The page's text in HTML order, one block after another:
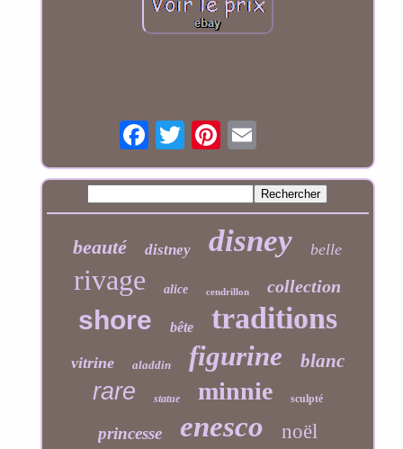
beauté distney disney belle
rivage alice cendrillon collection
shore bête traditions
vitrine aladdin figurine blanc
rare statue minnie sculpté
princesse enesco noël